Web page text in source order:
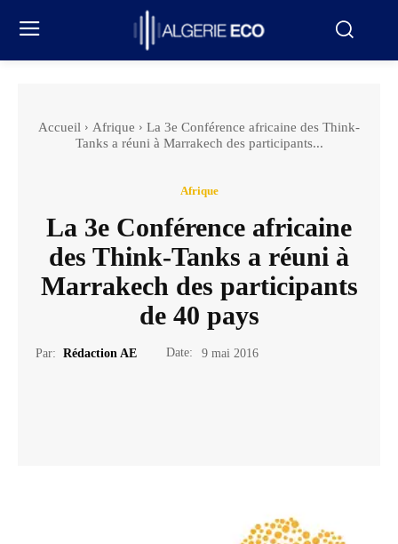
Accueil Afrique
La 3e Conférence africaine des Think-
Tanks a réuni à Marrakech des participants...
Afrique
La 3e Conférence africaine
des Think-Tanks a réuni à
Marrakech des participants
de 40 pays
Par: Rédaction AE Date: 9 mai 2016